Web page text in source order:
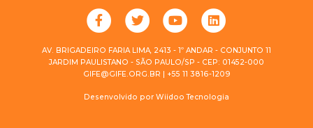
AV. BRIGADEIRO FARIA LIMA, 2413 - 1º ANDAR - CONJUNTO 11
JARDIM PAULISTANO - SÃO PAULO/SP - CEP: 01452-000
GIFE@GIFE.ORG.BR | +55 11 3816-1209
Desenvolvido por Wiidoo Tecnologia